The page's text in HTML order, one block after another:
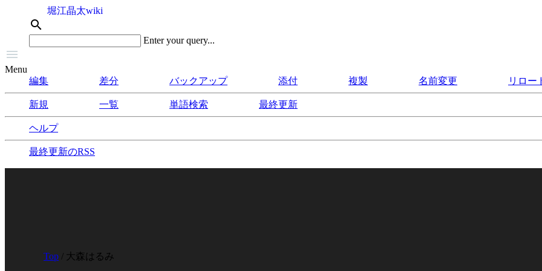
堀江晶太wiki
search
Enter your query...

Menu
編集
差分 バックアップ 添付 複製 名前変更 リロー
新規 一覧 単語検索 最終更新
ヘルプ
最終更新のRSS
Top / 大森はるみ